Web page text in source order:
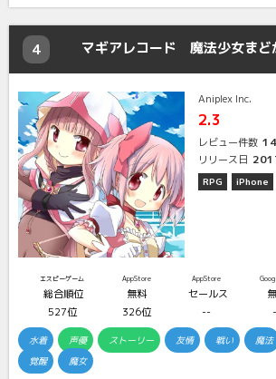
4 マギアレコード 魔法少女ま
Aniplex Inc.
2.3
レビュー件数
リリース日
RPG iPhone
エスピーゲーム
総合順位
527位
AppStore
無料
326位
AppStore
セールス
--
水着 声優 ストーリー 友情 戦い 魔法
覚醒
魔女